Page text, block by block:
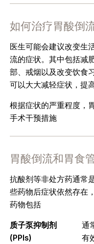
如何治疗胃酸倒
医生可能会建议改变生
流的症状。其中包括减
部、戒烟以及改变饮食
可以大大减轻症状，提
根据症状的严重程度，
手术干预措施
胃酸倒流和胃食
抗酸剂等非处方药通常
些药物后症状依然存在
药物包括
质子泵抑制剂
(PPIs)
通
有